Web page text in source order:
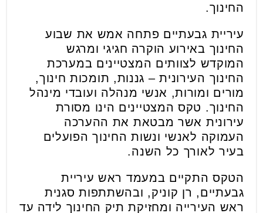
החינוך.
עיריית גבעתיים פתחה אמש את שבוע
החינוך באירוע הוקרה חגיגי ומרגש
המוקדש לצוותים המצטיינים במערכת
החינוך העירונית – גננות, תומכות חינוך,
מורים ומורות, אנשי מנהלה ועובדי מינהל
החינוך. טקס המצטיינים הינו מסורת
עירונית אשר מבטאת את ההערכה
העמוקה לאנשי ונשות החינוך הפועלים
בעיר לאורך כל השנה.
הטקס התקיים במעמד ראש עיריית
גבעתיים, רן קוניק, ובהשתתפות סגנית
ראש העירייה ומחזיקת תיק החינוך לידה עד